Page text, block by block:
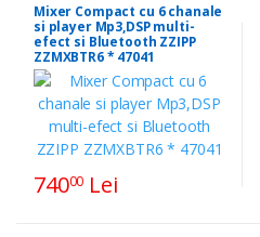
Mixer Compact cu 6 chanale
si player Mp3,DSP multi-
efect si Bluetooth ZZIPP
ZZMXBTR6 * 47041
74000 Lei